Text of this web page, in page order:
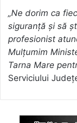
„Ne dorim ca
siguranță și să
profesionist
Mulțumim
Tarna Mare
Serviciului